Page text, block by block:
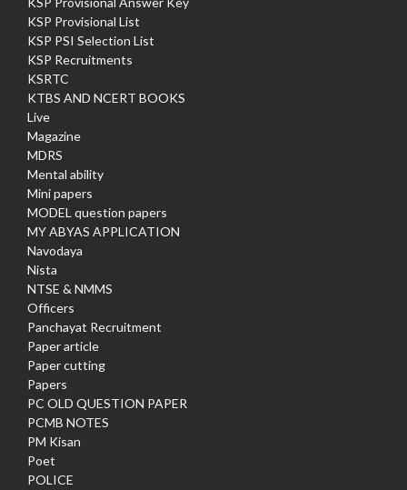
KSP Provisional List
KSP PSI Selection List
KSP Recruitments
KSRTC
KTBS AND NCERT BOOKS
Live
Magazine
MDRS
Mental ability
Mini papers
MODEL question papers
MY ABYAS APPLICATION
Navodaya
Nista
NTSE & NMMS
Officers
Panchayat Recruitment
Paper article
Paper cutting
Papers
PC OLD QUESTION PAPER
PCMB NOTES
PM Kisan
Poet
POLICE